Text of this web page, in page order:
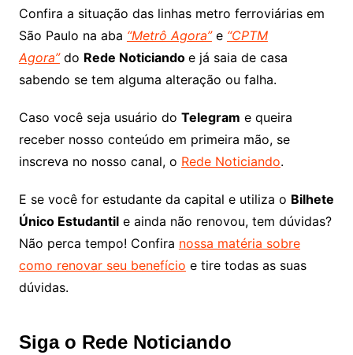
Confira a situação das linhas metro ferroviárias em
São Paulo na aba “Metrô Agora”e “CPTM
Agora”do Rede Noticiando e já saia de casa
sabendo se tem alguma alteração ou falha.
Caso você seja usuário do Telegram e queira
receber nosso conteúdo em primeira mão, se
inscreva no nosso canal, o Rede Noticiando.
E se você for estudante da capital e utiliza o Bilhete
Único Estudantile ainda não renovou, tem dúvidas?
Não perca tempo! Confira nossa matéria sobre
como renovar seu benefício e tire todas as suas
dúvidas.
Siga o Rede Noticiando